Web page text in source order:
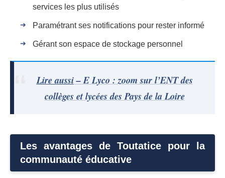
services les plus utilisés
Paramétrant ses notifications pour rester informé
Gérant son espace de stockage personnel
Lire aussi– E Lyco : zoom sur l’ENT des
collèges et lycées des Pays de la Loire
Les avantages de Toutatice pour la
communauté éducative